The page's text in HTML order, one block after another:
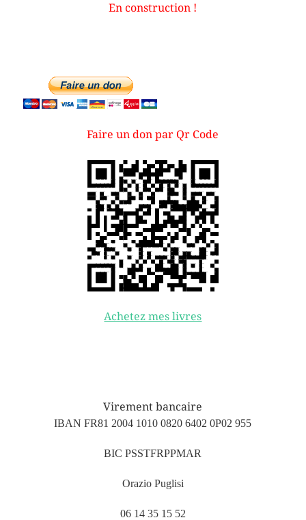
En construction !
Faire un don par Qr Code
Achetez mes livres
Virement bancaire
IBAN FR81 2004 1010 0820 6402 0P02 955
BIC PSSTFRPPMAR
Orazio Puglisi
06 14 35 15 52